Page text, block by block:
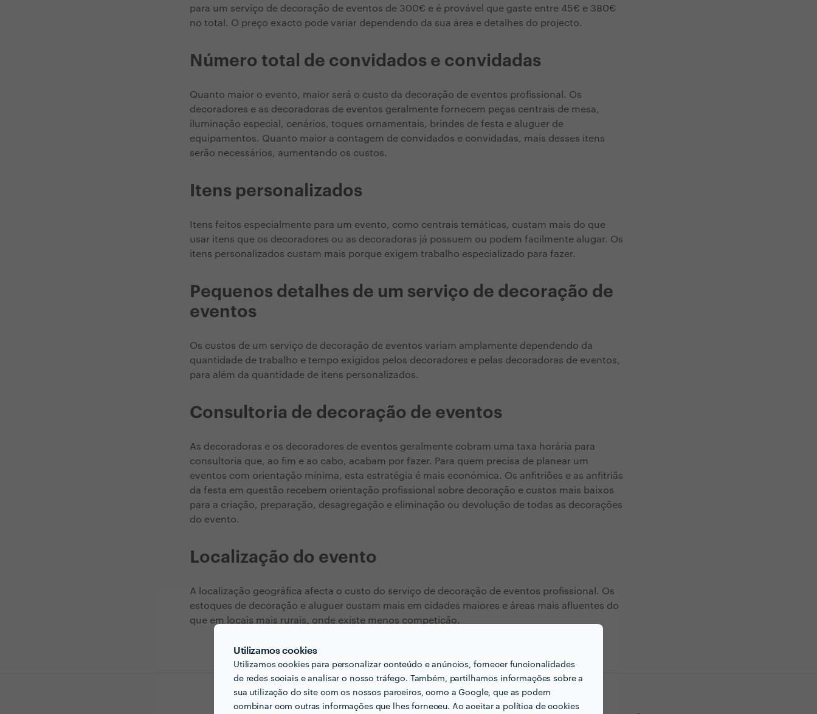
Utilizamos cookies
Utilizamos cookies para personalizar conteúdo e anúncios, fornecer funcionalidades
de redes sociais e analisar o nosso tráfego. Também, partilhamos informações sobre a
sua utilização do site com os nossos parceiros, como a Google, que as podem
combinar com outras informações que lhes forneceu. Ao aceitar a política de cookies
para um serviço de decoração de eventos de 300€ e é provável que gaste entre 45€ e 380€
no total. O preço exacto pode variar dependendo da sua área e detalhes do projecto.
Número total de convidados e convidadas
Quanto maior o evento, maior será o custo da decoração de eventos profissional. Os
decoradores e as decoradoras de eventos geralmente fornecem peças centrais de mesa,
iluminação especial, cenários, toques ornamentais, brindes de festa e aluguer de
equipamentos. Quanto maior a contagem de convidados e convidadas, mais desses itens
serão necessários, aumentando os custos.
Itens personalizados
Itens feitos especialmente para um evento, como centrais temáticas, custam mais do que
usar itens que os decoradores ou as decoradoras já possuem ou podem facilmente alugar. Os
itens personalizados custam mais porque exigem trabalho especializado para fazer.
Pequenos detalhes de um serviço de decoração de
eventos
Os custos de um serviço de decoração de eventos variam amplamente dependendo da
quantidade de trabalho e tempo exigidos pelos decoradores e pelas decoradoras de eventos,
para além da quantidade de itens personalizados.
Consultoria de decoração de eventos
As decoradoras e os decoradores de eventos geralmente cobram uma taxa horária para
consultoria que, ao fim e ao cabo, acabam por fazer. Para quem precisa de planear um
eventos com orientação mínima, esta estratégia é mais económica. Os anfitriões e as anfitriãs
da festa em questão recebem orientação profissional sobre decoração e custos mais baixos
para a criação, preparação, desagregação e eliminação ou devolução de todas as decorações
do evento.
Localização do evento
A localização geográfica afecta o custo do serviço de decoração de eventos profissional. Os
estoques de decoração e aluguer custam mais em cidades maiores e áreas mais afluentes do
que em locais mais rurais, onde existe menos competição.